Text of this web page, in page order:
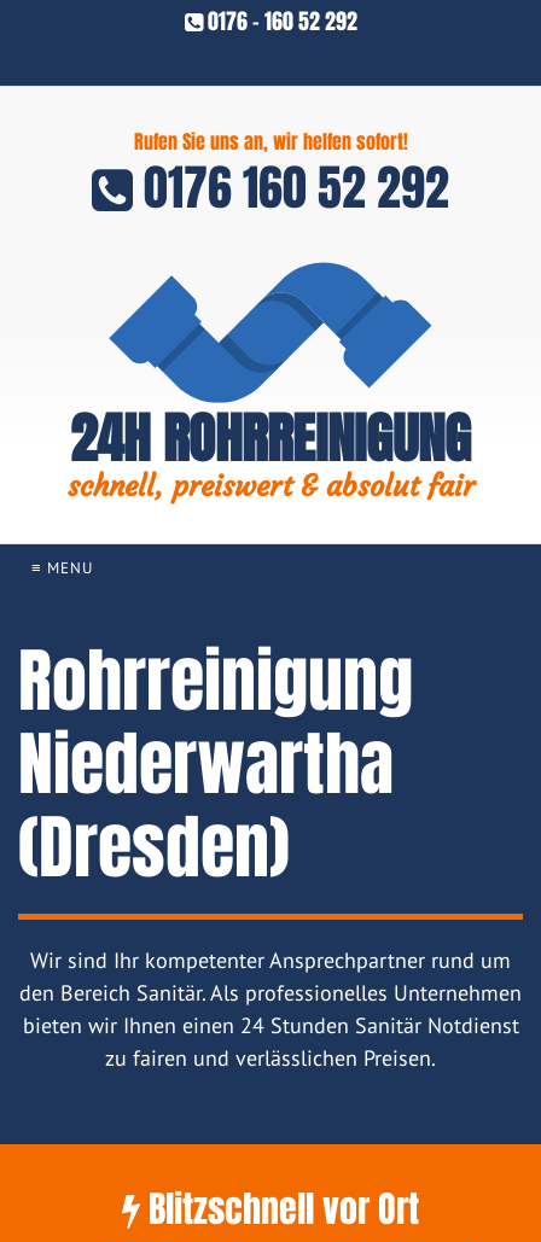
0176 - 160 52 292
Rufen Sie uns an, wir helfen sofort!
0176 160 52 292
24H ROHRREINIGUNG
schnell, preiswert & absolut fair
≡ MENU
Rohrreinigung
Niederwartha
(Dresden)
Wir sind Ihr kompetenter Ansprechpartner rund um
den Bereich Sanitär. Als professionelles Unternehmen
bieten wir Ihnen einen 24 Stunden Sanitär Notdienst
zu fairen und verlässlichen Preisen.
Blitzschnell vor Ort